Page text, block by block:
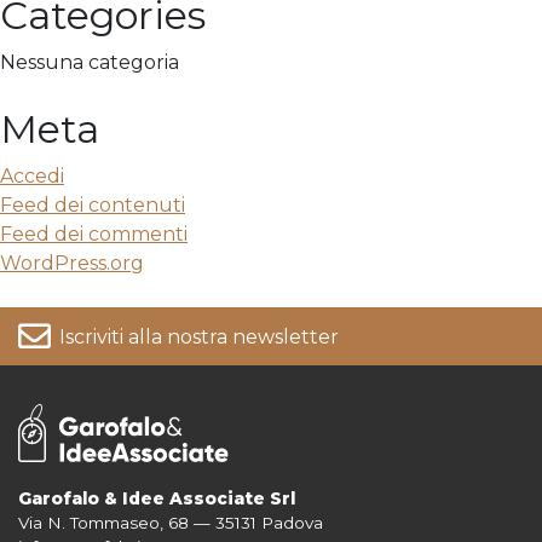
Categories
Nessuna categoria
Meta
Accedi
Feed dei contenuti
Feed dei commenti
WordPress.org
Iscriviti alla nostra newsletter
Per informazioni su come vengono trattati i tuoi dati consulta la nostra
Garofalo & Idee Associate Srl
Via N. Tommaseo, 68 — 35131 Padova